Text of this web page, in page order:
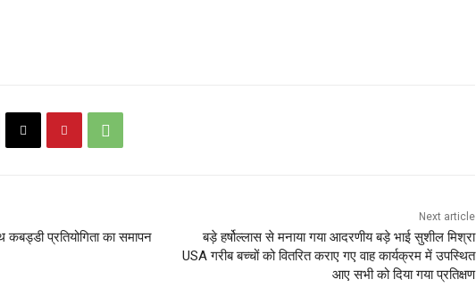
प्रतियोगिता का समापन
Next article
बड़े हर्षोल्लास से मनाया गया आदरणीय बड़े भाई सुशील मिश्रा
USA गरीब बच्चों को वितरित कराए गए वाह कार्यक्रम में उपस्थित
आए सभी को दिया गया प्रतिक्षण